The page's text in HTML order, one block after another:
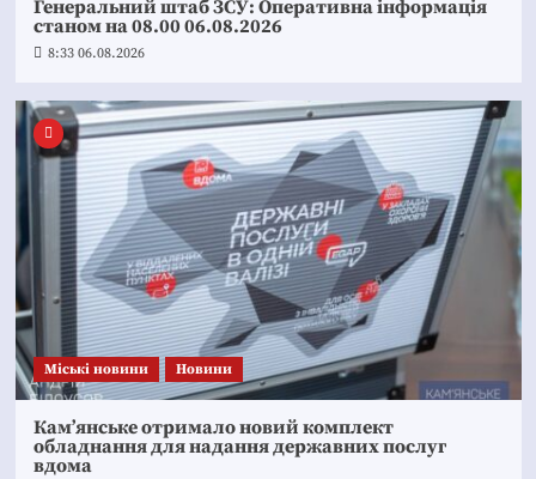
Генеральний штаб ЗСУ: Оперативна інформація
станом на 08.00 06.08.2026
8:33 06.08.2026
Mіські новини Новини
Кам’янське отримало новий комплект
обладнання для надання державних послуг
вдома